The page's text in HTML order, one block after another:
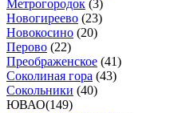
Метрогородок (3)
Новогиреево (23)
Новокосино (20)
Перово (22)
Преображенское (41)
Соколиная гора (43)
Сокольники (40)
ЮВАО(149)